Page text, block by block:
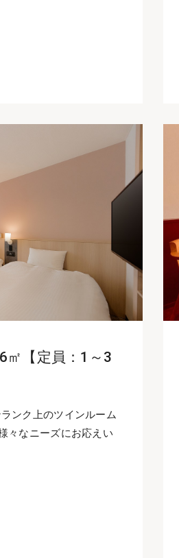
【定員：1～3
ンク上のツインルーム
々なニーズにお応えい